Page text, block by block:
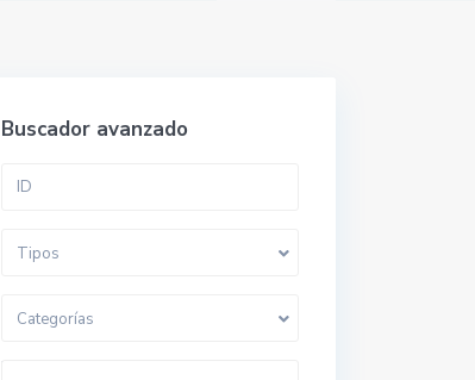
Buscador avanzado
Tipos
Categorías
Rango de precios: